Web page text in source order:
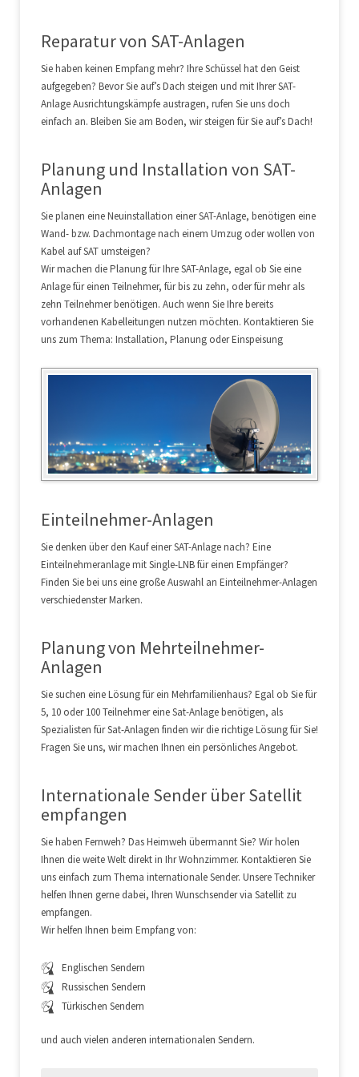
IV. Abrechnung der ReparaturenReparaturen werden nur gegen Barzahlung
ausgeführt.V. Gewährleistung Der Auftragnehmer leistet Gewähr zunächst nach
seiner Wahl durch Nachbes-serung oder Neuherstellung (Nacherfüllung).
Mehrfache Nacherfüllungen sind zulässig, soweit sie für den Auftraggeber
zumutbar sind. Schlägt die Nacherfül-lung fehl, kann der Auftraggeber nach seiner
Bauwerk und einem Werk, dessen Erfolg in der Erbringung von Planungs- oder
Überwa-chungsleistungen hierfür besteht, beträgt die Verjährungsfrist fünf
gesetzlicher Vertreter oder Erfüllungsgehilfe durch einfache Fahrlässigkeit
verursacht hat. Dies gilt ohne Rücksicht auf die Rechtsnatur des geltend
gemachten Anspruchs, ins-besondere aus Verzug, sonstiger Pflichtverletzung oder
aus unerlaubter Hand-lung. Diese Haftungsbeschränkung gilt nicht für Schäden
aus der Verletzung des Lebens, des Körpers oder der Gesundheit und aus der
Verletzung wesent-licher Vertragspflichten.Die verbleibende
Schadensersatzhaftung ist in Fällen der groben Fahrlässigkeit und Verletzung
wesentlicher Vertragspflichten auf den vorhersehbaren, typi-scherweise
Werden reparierte Gegenstände nicht innerhalb
von vier Wochen nach Zugang der Fertigstellungsmeldung abgeholt, ist der
Auftragnehmer befugt, etwaige weitergehende Schadensersatzansprüche geltend
zu machen.Die Haftung während der Verwahrzeit wird ausgeschlossen, soweit sie
nicht auf Vorsatz oder grober Fahrlässigkeit beruht.Die verbleibende
Streitbeilegungsverfahren bei einer Ver-braucherschlichtungsstelle teilzunehmen.
Reparatur von SAT-Anlagen
Sie haben keinen Empfang mehr? Ihre Schüssel hat den Geist
aufgegeben? Bevor Sie auf’s Dach steigen und mit Ihrer SAT-
Anlage Ausrichtungskämpfe austragen, rufen Sie uns doch
einfach an. Bleiben Sie am Boden, wir steigen für Sie auf’s Dach!
Planung und Installation von SAT-
Anlagen
Sie planen eine Neuinstallation einer SAT-Anlage, benötigen eine
Wand- bzw. Dachmontage nach einem Umzug oder wollen von
Kabel auf SAT umsteigen?
Wir machen die Planung für Ihre SAT-Anlage, egal ob Sie eine
Anlage für einen Teilnehmer, für bis zu zehn, oder für mehr als
zehn Teilnehmer benötigen. Auch wenn Sie Ihre bereits
vorhandenen Kabelleitungen nutzen möchten. Kontaktieren Sie
uns zum Thema: Installation, Planung oder Einspeisung
Einteilnehmer-Anlagen
Sie denken über den Kauf einer SAT-Anlage nach? Eine
Einteilnehmeranlage mit Single-LNB für einen Empfänger?
Finden Sie bei uns eine große Auswahl an Einteilnehmer-Anlagen
verschiedenster Marken.
Planung von Mehrteilnehmer-
Anlagen
Sie suchen eine Lösung für ein Mehrfamilienhaus? Egal ob Sie für
5, 10 oder 100 Teilnehmer eine Sat-Anlage benötigen, als
Spezialisten für Sat-Anlagen finden wir die richtige Lösung für Sie!
Fragen Sie uns, wir machen Ihnen ein persönliches Angebot.
Internationale Sender über Satellit
empfangen
Sie haben Fernweh? Das Heimweh übermannt Sie? Wir holen
Ihnen die weite Welt direkt in Ihr Wohnzimmer. Kontaktieren Sie
uns einfach zum Thema internationale Sender. Unsere Techniker
helfen Ihnen gerne dabei, Ihren Wunschsender via Satellit zu
empfangen.
Wir helfen Ihnen beim Empfang von:
Englischen Sendern
Russischen Sendern
Türkischen Sendern
und auch vielen anderen internationalen Sendern.